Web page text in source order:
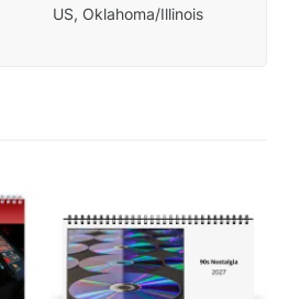
US, Oklahoma/Illinois